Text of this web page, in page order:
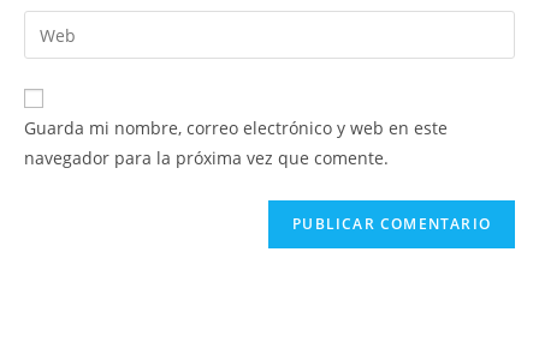
de
usuario
para
comentar
dirección
de
electrónico
para
comentar
Introduce
la
URL
de
Guarda mi nombre, correo electrónico y web en este
navegador para la próxima vez que comente.